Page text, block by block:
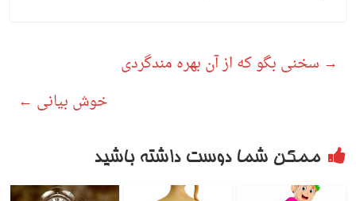
→ سخنی بگو که از آن بهره مندگردی
خوش بیانی ←
ممکن شما دوست داشته باشید